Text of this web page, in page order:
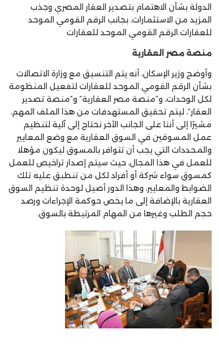
الدولة بشأن الاهتمام بتصدير العقار المصري وجذب
المزيد من الاستثمارات، بجانب الرقم القومي الموحد
للعقارات.الرقم القومي الموحد للعقارات
منصة مصر العقارية
وأوضح وزير الإسكان، أنه يتم التنسيق مع وزارة الاتصالات
بشأن الرقم القومي الموحد للعقارات لتفعيل المنظومة
لكل الوحدات، و”منصة مصر العقارية” و”منصة تصدير
العقار”، ليتم تحقيق المستهدفات من هذا الملف المهم،
مشيرًا إلى أننا على الجانب الأخر نحتاج إلى آلية لتنظيم
عمل المسوقين في السوق العقارية مع وضع المعايير
والمحددات التي يجب أن تتوافر بالمسوق ليكون مؤهلا
للعمل في هذا المجال، حيث سيتم إصدار تراخيص للعمل
كمسوق سواء شركة أو أفراد لكل من تنطبق عليه تلك
الضوابط والمعايير، وهذا الدور أصيل لوحدة تنظيم السوق
العقارية بالإضافة إلى ما يخص حوكمة الإجراءات ورصد
حجم الطلب وغيرها من المهام المرتبطة بالسوق.